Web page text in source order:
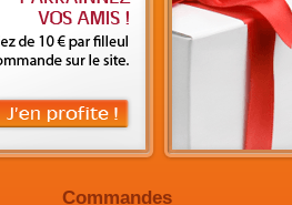
Commandes